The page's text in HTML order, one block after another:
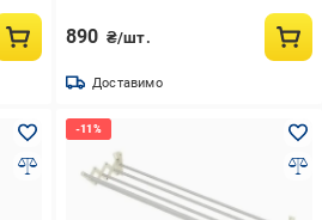
890 ₴/шт.
Доставимо